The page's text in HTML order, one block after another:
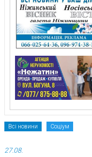
Всі новини Соціум
27.08.